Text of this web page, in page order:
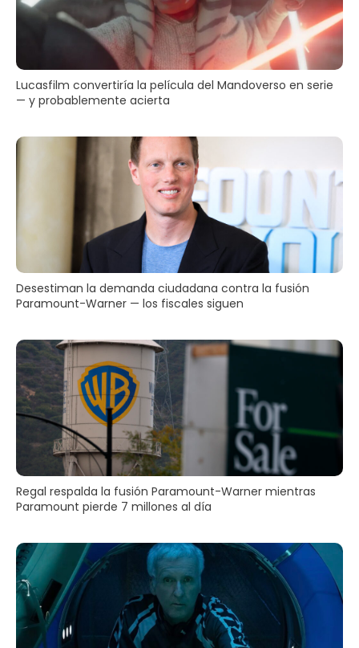
Lucasfilm convertiría la película del Mandoverso en serie
— y probablemente acierta
Desestiman la demanda ciudadana contra la fusión
Paramount-Warner — los fiscales siguen
Regal respalda la fusión Paramount-Warner mientras
Paramount pierde 7 millones al día